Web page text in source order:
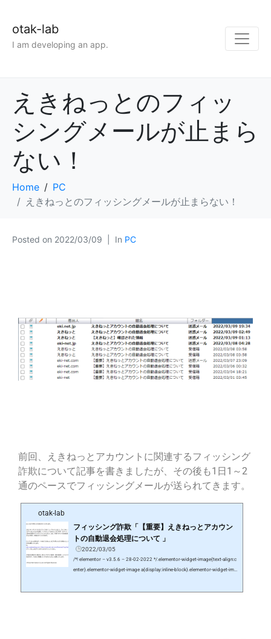
otak-lab
I am developing an app.
えきねっとのフィッ
シングメールが止まら
ない！
Home
PC
えきねっとのフィッシングメールが止まらない！
Posted on 2022/03/09 In PC
前回、えきねっとアカウントに関連するフィッシング
詐欺について記事を書きましたが、その後も1日1～2
通のペースでフィッシングメールが送られてきます。
otak-lab
フィッシング詐欺「【重要】えきねっとアカウン
トの自動退会処理について 」
2022/03/05
/*! elementor – v3.5.6 – 28-02-2022 */.elementor-widget-image{text-align:c
enter}.elementor-widget-image a{display:inline-block}.elementor-widget-ima